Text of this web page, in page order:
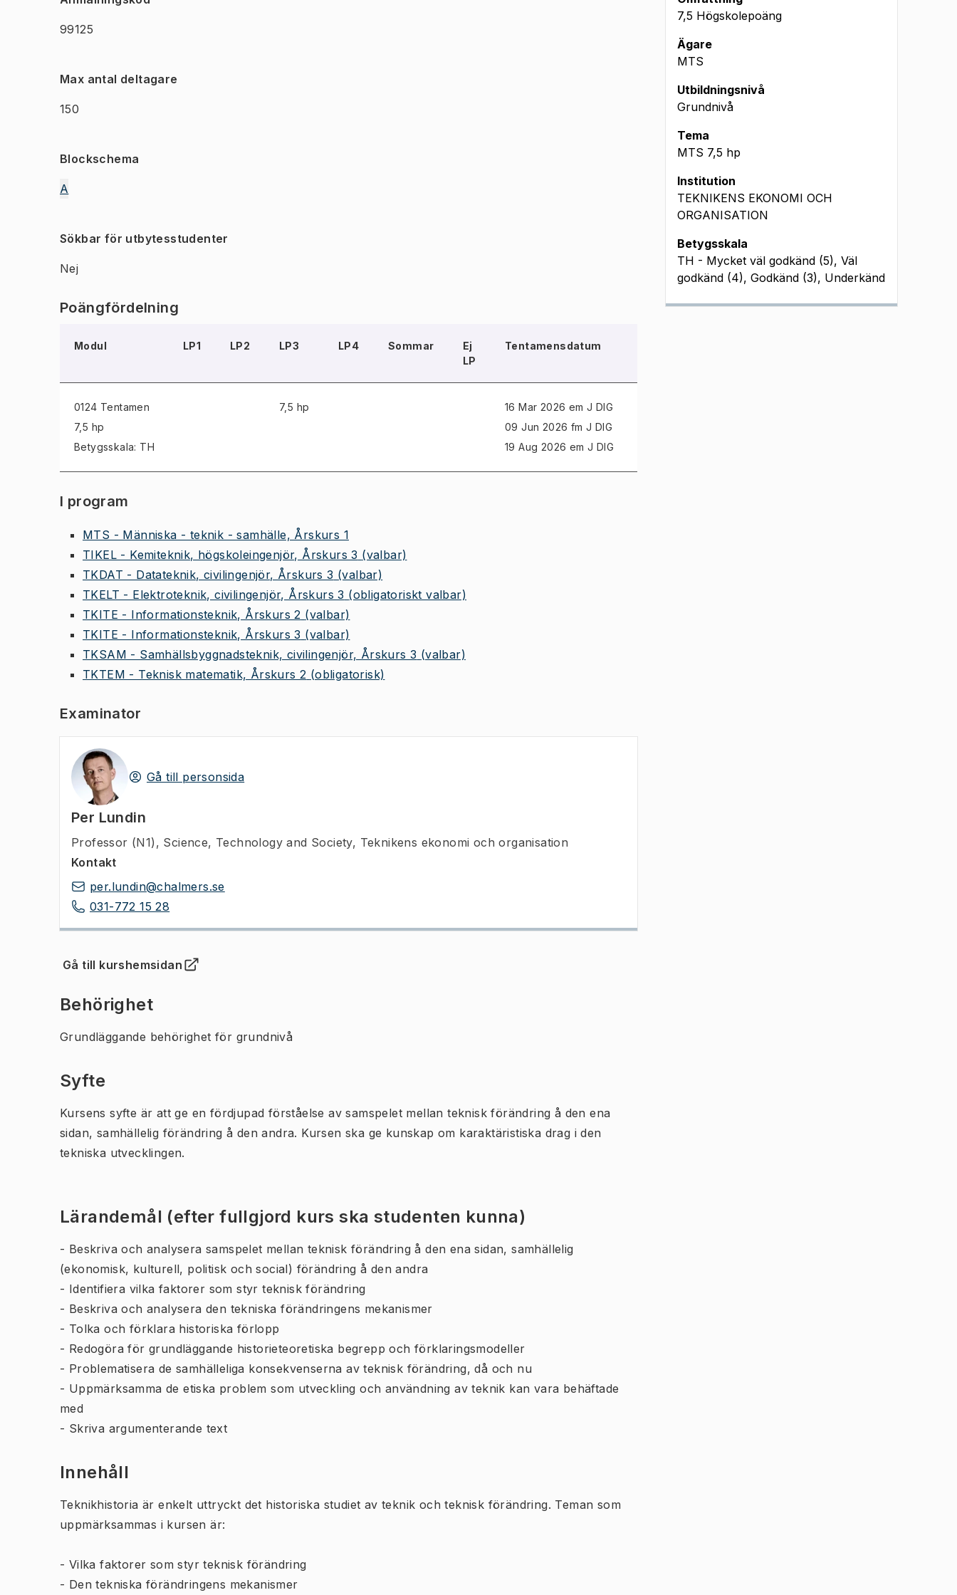
99125
Max antal deltagare
150
Blockschema
A
Sökbar för utbytesstudenter
Nej
Poängfördelning
Modul LP1 LP2 LP3 LP4 Sommar
Ej
LP
Tentamensdatum
0124 Tentamen
7,5 hp
Betygsskala: TH
7,5 hp 16 Mar 2026 em J DIG
09 Jun 2026 fm J DIG
19 Aug 2026 em J DIG
I program
MTS - Människa - teknik - samhälle, Årskurs 1
TIKEL - Kemiteknik, högskoleingenjör, Årskurs 3 (valbar)
TKDAT - Datateknik, civilingenjör, Årskurs 3 (valbar)
TKELT - Elektroteknik, civilingenjör, Årskurs 3 (obligatoriskt valbar)
TKITE - Informationsteknik, Årskurs 2 (valbar)
TKITE - Informationsteknik, Årskurs 3 (valbar)
TKSAM - Samhällsbyggnadsteknik, civilingenjör, Årskurs 3 (valbar)
TKTEM - Teknisk matematik, Årskurs 2 (obligatorisk)
Examinator
Gå till personsida
Per Lundin
Professor (N1) , Science, Technology and Society, Teknikens ekonomi och organisation
Kontakt
per.lundin@chalmers.se
031-772 15 28
Gå till kurshemsidan
(Öppnas i ny flik)
Behörighet
Grundläggande behörighet för grundnivå
Syfte
Kursens syfte är att ge en fördjupad förståelse av samspelet mellan teknisk förändring å den ena
sidan, samhällelig förändring å den andra. Kursen ska ge kunskap om karaktäristiska drag i den
tekniska utvecklingen.
Lärandemål (efter fullgjord kurs ska studenten kunna)
- Beskriva och analysera samspelet mellan teknisk förändring å den ena sidan, samhällelig
(ekonomisk, kulturell, politisk och social) förändring å den andra
- Identifiera vilka faktorer som styr teknisk förändring
- Beskriva och analysera den tekniska förändringens mekanismer
- Tolka och förklara historiska förlopp
- Redogöra för grundläggande historieteoretiska begrepp och förklaringsmodeller
- Problematisera de samhälleliga konsekvenserna av teknisk förändring, då och nu
- Uppmärksamma de etiska problem som utveckling och användning av teknik kan vara behäftade
med
- Skriva argumenterande text
Innehåll
Teknikhistoria är enkelt uttryckt det historiska studiet av teknik och teknisk förändring. Teman som
uppmärksammas i kursen är:
- Vilka faktorer som styr teknisk förändring
- Den tekniska förändringens mekanismer
7,5 Högskolepoäng
Ägare
MTS
Utbildningsnivå
Grundnivå
Tema
MTS 7,5 hp
Institution
TEKNIKENS EKONOMI OCH
ORGANISATION
Betygsskala
TH - Mycket väl godkänd (5), Väl
godkänd (4), Godkänd (3), Underkänd